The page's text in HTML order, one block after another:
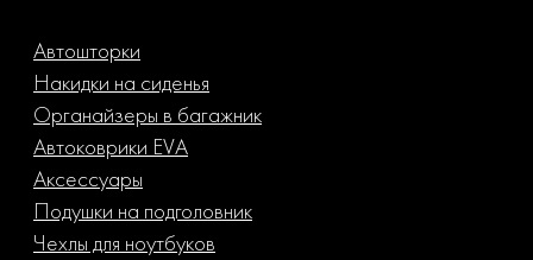
Автошторки
Накидки на сиденья
Органайзеры в багажник
Автоковрики EVA
Аксессуары
Подушки на подголовник
Чехлы для ноутбуков